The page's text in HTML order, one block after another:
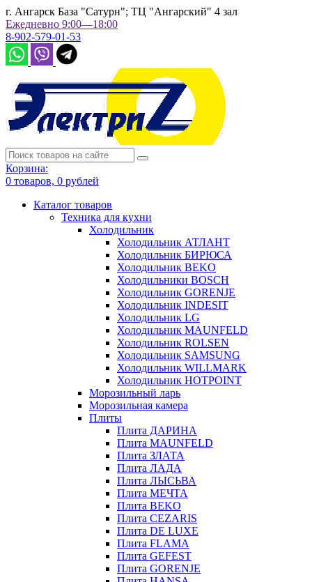
г. Ангарск База "Сатурн"; ТЦ "Ангарский" 4 зал
Ежедневно 9:00—18:00
8-902-579-01-53
Корзина:
0 товаров, 0 рублей
Каталог товаров
Техника для кухни
Холодильник
Холодильник АТЛАНТ
Холодильник БИРЮСА
Холодильник BEKO
Холодильники BOSCH
Холодильник GORENJE
Холодильник INDESIT
Холодильник LG
Холодильник MAUNFELD
Холодильник ROLSEN
Холодильник SAMSUNG
Холодильник WILLMARK
Холодильник HOTPOINT
Морозильный ларь
Морозильная камера
Плиты
Плита ДАРИНА
Плита MAUNFELD
Плита ЗЛАТА
Плита ЛАДА
Плита ЛЫСЬВА
Плита МЕЧТА
Плита BEKO
Плита CEZARIS
Плита DE LUXE
Плита FLAMA
Плита GEFEST
Плита GORENJE